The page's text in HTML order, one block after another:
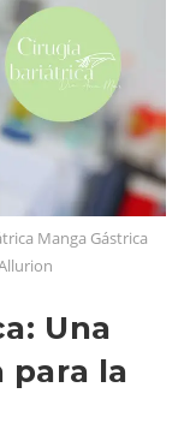
Manga Gástrica
Una
la